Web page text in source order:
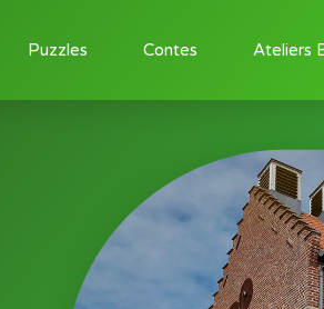
Puzzles Contes Ateliers